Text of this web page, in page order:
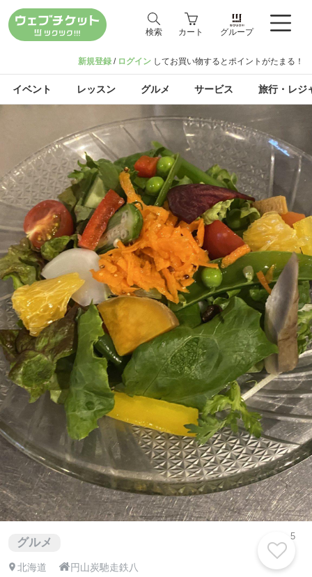
検索 カート グループ
新規登録 / ログイン してお買い物するとポイントがたまる！
イベント レッスン グルメ サービス 旅行・レジ
グルメ
北海道 円山炭馳走鉄八
5